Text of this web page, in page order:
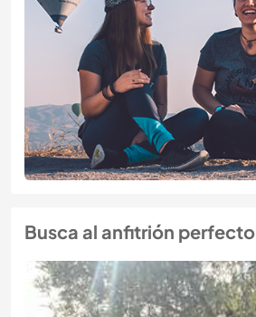
Busca al anfitrión perfecto